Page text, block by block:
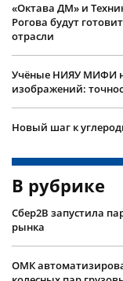
«Октава ДМ» и
Рогова будут
отрасли
Учëные НИЯУ МИФИ
изображений:
Новый шаг к
В рубрике
Сбер2B запустила
рынка
ОМК